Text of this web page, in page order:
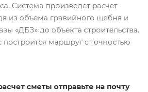
Система произведет расчет
из объема гравийного щебня и
«ДБЗ» до объекта строительства.
построится маршрут с точностью
сметы отправьте на почту